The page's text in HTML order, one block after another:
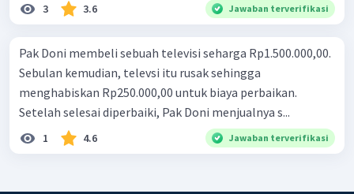
3 3.6 Jawaban terverifikasi
Pak Doni membeli sebuah televisi seharga Rp1.500.000,00.
Sebulan kemudian, televsi itu rusak sehingga
menghabiskan Rp250.000,00 untuk biaya perbaikan.
Setelah selesai diperbaiki, Pak Doni menjualnya s...
1 4.6 Jawaban terverifikasi